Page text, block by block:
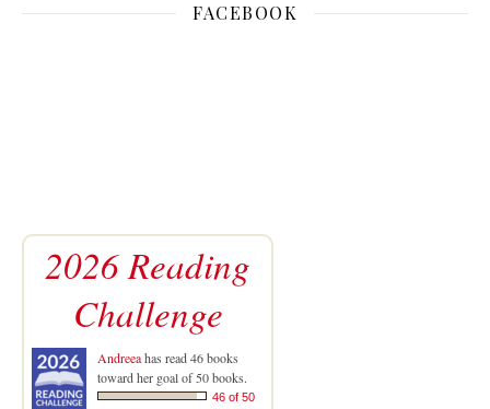
FACEBOOK
2026 Reading
Challenge
Andreeahas read 46 books
toward her goal of 50 books.
46 of 50